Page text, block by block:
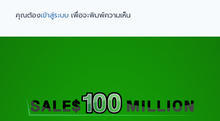
คุณต้องเข้าสู่ระบบ เพื่อจะพิมพ์ความเห็น